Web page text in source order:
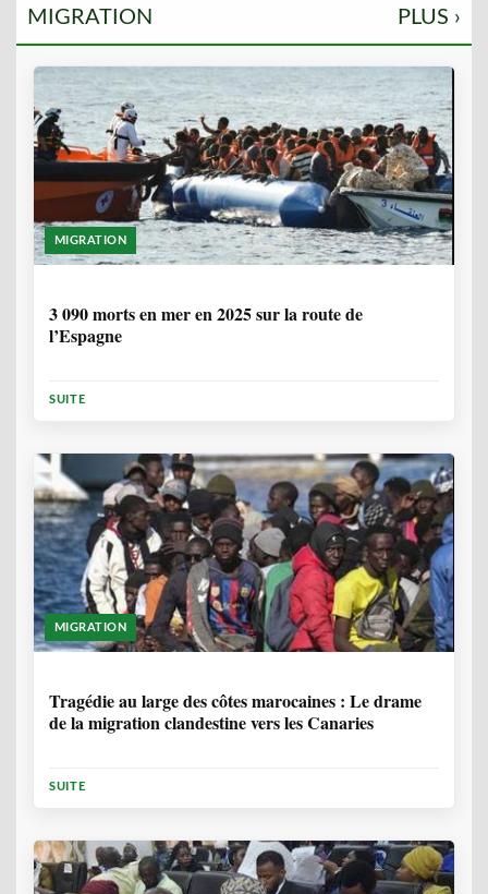
MIGRATION PLUS ›
MIGRATION
3 090 morts en mer en 2025 sur la route de
l’Espagne
SUITE
MIGRATION
Tragédie au large des côtes marocaines : Le drame
de la migration clandestine vers les Canaries
SUITE